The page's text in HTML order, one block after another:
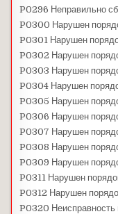
P0296 Неправильно
P0300 Нарушен
P0301 Нарушен
P0302 Нарушен
P0303 Нарушен
P0304 Нарушен
P0305 Нарушен
P0306 Нарушен
P0307 Нарушен
P0308 Нарушен
P0309 Нарушен
P0311 Нарушен
P0312 Нарушен
P0320 Неисправность